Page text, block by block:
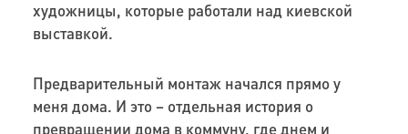
художницы, которые работали над киевской
выставкой.
Предварительный монтаж начался прямо у
меня дома. И это – отдельная история о
превращении дома в коммуну, где днем и